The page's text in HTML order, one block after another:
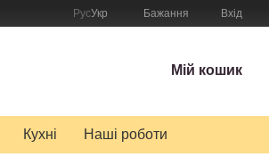
РусУкр Бажання Вхід
Мій кошик
Кухні Наші роботи